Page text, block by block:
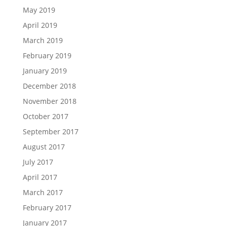
May 2019
April 2019
March 2019
February 2019
January 2019
December 2018
November 2018
October 2017
September 2017
August 2017
July 2017
April 2017
March 2017
February 2017
January 2017